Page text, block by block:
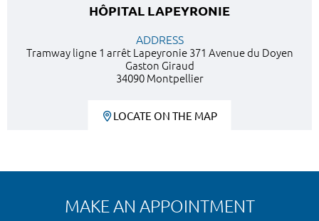
HÔPITAL LAPEYRONIE
ADDRESS
Tramway ligne 1 arrêt Lapeyronie 371 Avenue du Doyen
Gaston Giraud
34090 Montpellier
LOCATE ON THE MAP
MAKE AN APPOINTMENT